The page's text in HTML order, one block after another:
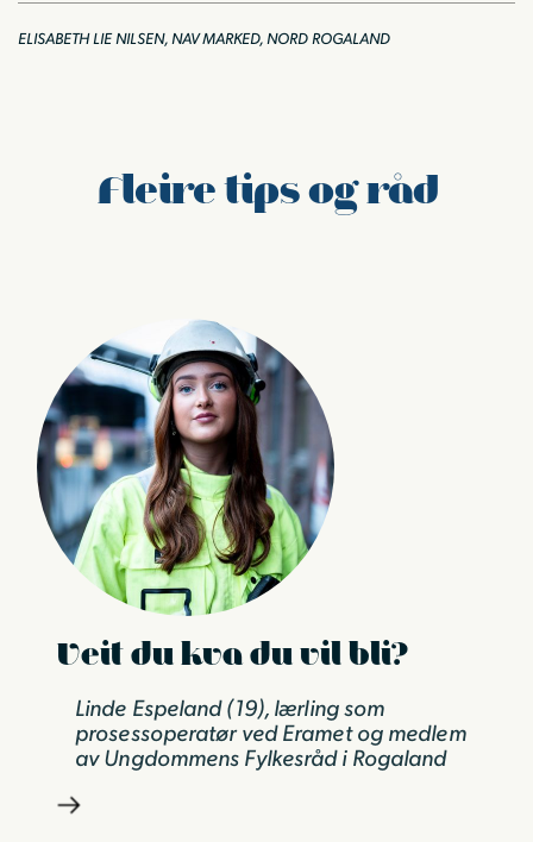
ELISABETH LIE NILSEN, NAV MARKED, NORD ROGALAND
Fleire tips og råd
Veit du kva du vil bli?
Linde Espeland (19), lærling som
prosessoperatør ved Eramet og medlem
av Ungdommens Fylkesråd i Rogaland